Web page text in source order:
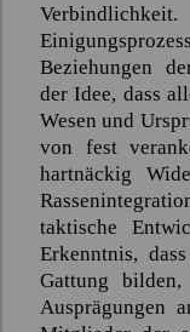
Beziehungen
der Idee, dass
Wesen und
von fest
hartnäckig
taktische
Erkenntnis,
Gattung bilden,
Ausprägungen